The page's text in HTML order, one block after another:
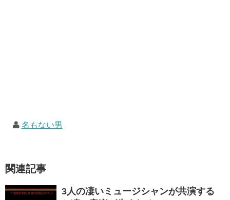
名もない男
関連記事
3人の凄いミュージシャンが共演する